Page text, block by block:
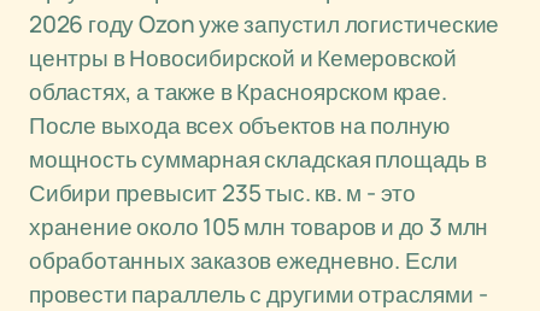
2026 году Ozon уже запустил логистические
центры в Новосибирской и Кемеровской
областях, а также в Красноярском крае.
После выхода всех объектов на полную
мощность суммарная складская площадь в
Сибири превысит 235 тыс. кв. м - это
хранение около 105 млн товаров и до 3 млн
обработанных заказов ежедневно. Если
провести параллель с другими отраслями -